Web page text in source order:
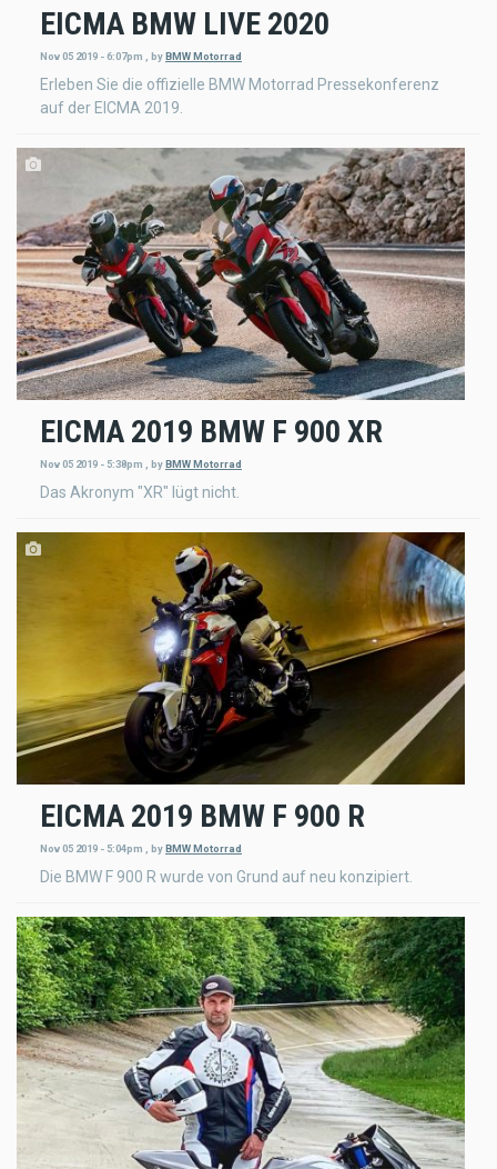
EICMA BMW LIVE 2020
Nov 05 2019 - 6:07pm byBMW Motorrad
Erleben Sie die offizielle BMW Motorrad Pressekonferenz
auf der EICMA 2019.
EICMA 2019 BMW F 900 XR
Nov 05 2019 - 5:38pm , byBMW Motorrad
Das Akronym "XR" lügt nicht.
EICMA 2019 BMW F 900 R
Nov 05 2019 - 5:04pm , byBMW Motorrad
Die BMW F 900 R wurde von Grund auf neu konzipiert.